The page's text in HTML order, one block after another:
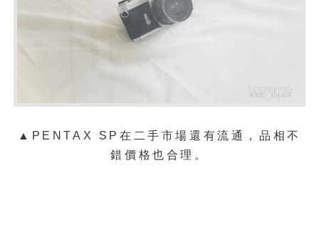
▲PENTAX SP在二手市場還有流通，品相不
錯價格也合理。